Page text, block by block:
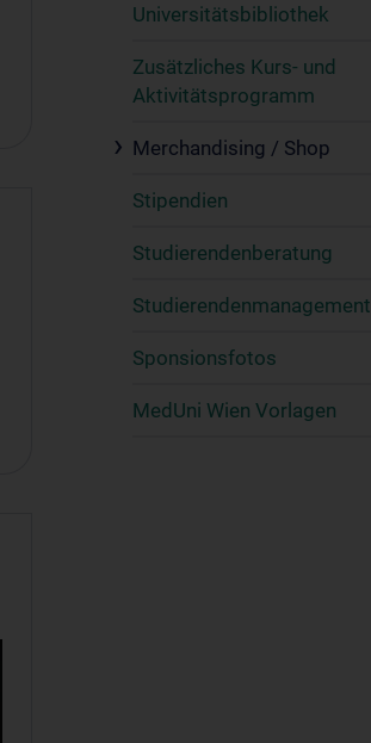
Universitätsbibliothek
Zusätzliches Kurs- und
Aktivitätsprogramm
Merchandising / Shop
Stipendien
Studierendenberatung
Studierendenmanagement
Sponsionsfotos
MedUni Wien Vorlagen